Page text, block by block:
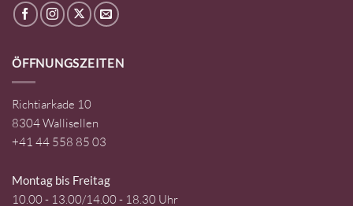
ÖFFNUNGSZEITEN
Richtiarkade 10
8304 Wallisellen
+41 44 558 85 03
Montag bis Freitag
10.00 - 13.00/14.00 - 18.30 Uhr